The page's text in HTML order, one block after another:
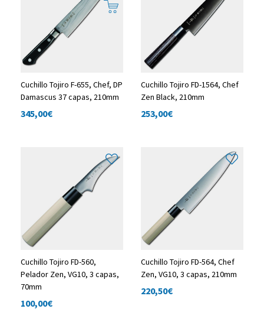
Cuchillo Tojiro F-655, Chef, DP
Damascus 37 capas, 210mm
345,00€
Cuchillo Tojiro FD-1564, Chef
Zen Black, 210mm
253,00€
Cuchillo Tojiro FD-560,
Pelador Zen, VG10, 3 capas,
70mm
100,00€
Cuchillo Tojiro FD-564, Chef
Zen, VG10, 3 capas, 210mm
220,50€